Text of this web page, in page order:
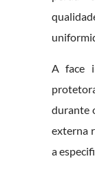
A face
durante
externa
a